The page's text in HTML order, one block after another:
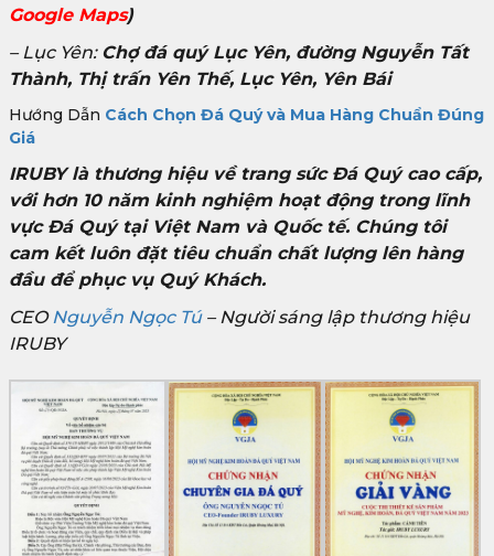
Google Maps)
– Lục Yên: Chợ đá quý Lục Yên, đường Nguyễn Tất
Thành, Thị trấn Yên Thế, Lục Yên, Yên Bái
Hướng Dẫn Cách Chọn Đá Quý và Mua Hàng Chuẩn Đúng
Giá
IRUBY là thương hiệu về trang sức Đá Quý cao cấp,
với hơn 10 năm kinh nghiệm hoạt động trong lĩnh
vực Đá Quý tại Việt Nam và Quốc tế. Chúng tôi
cam kết luôn đặt tiêu chuẩn chất lượng lên hàng
đầu để phục vụ Quý Khách.
CEONguyễn Ngọc Tú– Người sáng lập thương hiệu
IRUBY